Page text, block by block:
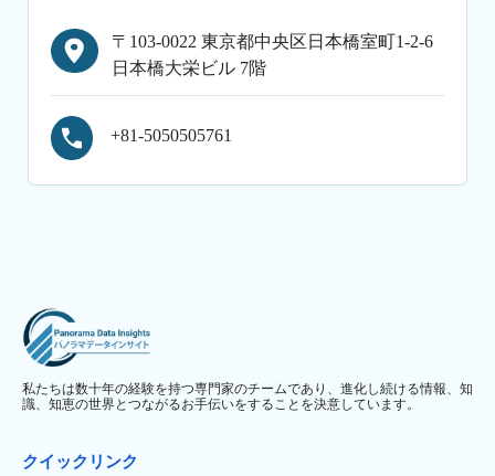
〒103-0022 東京都中央区日本橋室町1-2-6
日本橋大栄ビル 7階
+81-5050505761
私たちは数十年の経験を持つ専門家のチームであり、進化し続ける情報、知
識、知恵の世界とつながるお手伝いをすることを決意しています。
クイックリンク